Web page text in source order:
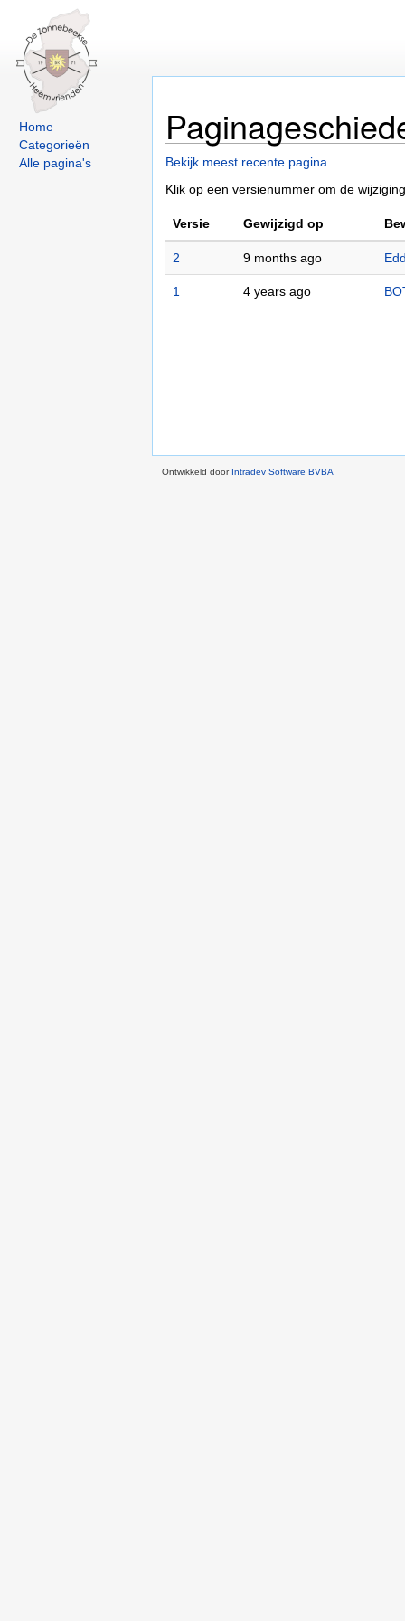
Home
Categorieën
Alle pagina's
Bekijk meest recente pagina
Klik op een versienummer om de
Versie Gewijzigd op
2 9 months ago
1 4 years ago
Ontwikkeld door Intradev Software BVBA